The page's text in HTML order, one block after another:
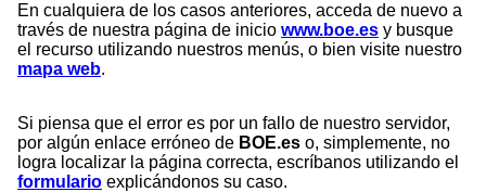
En cualquiera de los casos anteriores, acceda de nuevo a
través de nuestra página de inicio www.boe.es y busque
el recurso utilizando nuestros menús, o bien visite nuestro
mapa web.
Si piensa que el error es por un fallo de nuestro servidor,
por algún enlace erróneo de BOE.es o, simplemente, no
logra localizar la página correcta, escríbanos utilizando el
formulario explicándonos su caso.